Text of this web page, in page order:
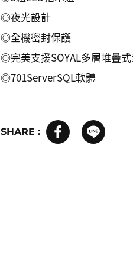
◎夜光設計
◎全機密封保護
◎完美支援SOYAL多層堆疊
◎701ServerSQL軟體
SHARE :